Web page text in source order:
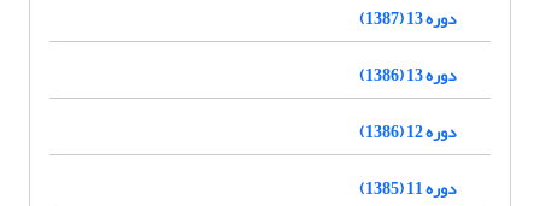
دوره 13 (1387)
دوره 13 (1386)
دوره 12 (1386)
دوره 11 (1385)